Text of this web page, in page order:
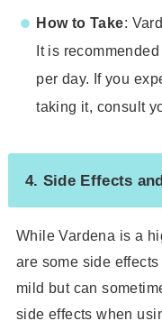
How to Take:
It is
per day. If you
taking it, consult
4. Side Effects
While Vardena is a
are some side
mild but can
side effects when